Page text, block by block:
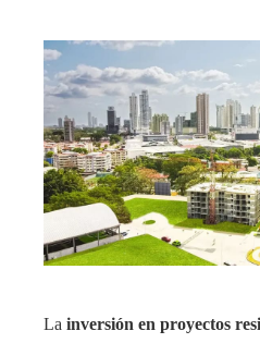
La inversión en proyectos